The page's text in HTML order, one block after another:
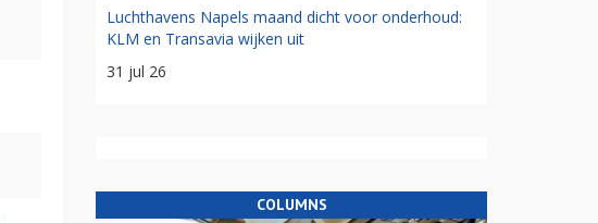
Luchthavens Napels maand dicht voor onderhoud:
KLM en Transavia wijken uit
31 jul 26
COLUMNS